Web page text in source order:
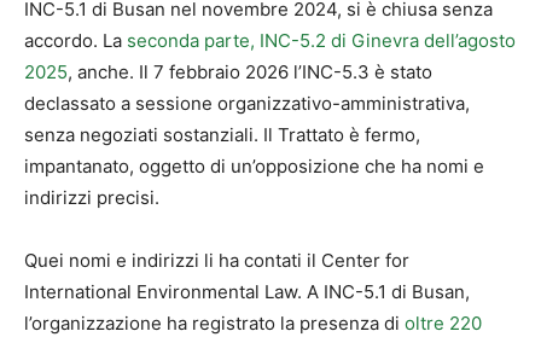
INC-5.1 di Busan nel novembre 2024, si è chiusa senza
accordo. La seconda parte, INC-5.2 di Ginevra dell’agosto
2025, anche. Il 7 febbraio 2026 l’INC-5.3 è stato
declassato a sessione organizzativo-amministrativa,
senza negoziati sostanziali. Il Trattato è fermo,
impantanato, oggetto di un’opposizione che ha nomi e
indirizzi precisi.
Quei nomi e indirizzi li ha contati il Center for
International Environmental Law. A INC-5.1 di Busan,
l’organizzazione ha registrato la presenza di oltre 220